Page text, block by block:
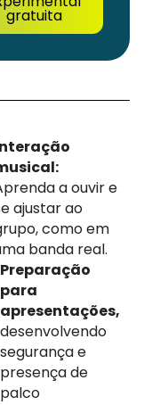
gratuita
a ouvir e
ajustar ao
como em
banda real.
Preparação
para
apresentações,
desenvolvendo
segurança e
presença de
palco